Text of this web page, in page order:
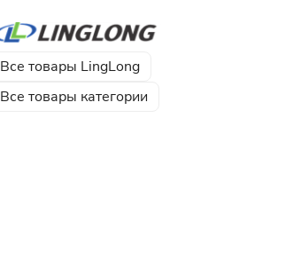
Все товары LingLong
Все товары категории